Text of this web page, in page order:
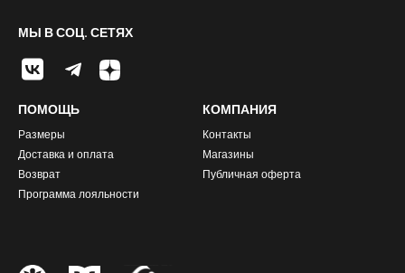
МЫ В СОЦ. СЕТЯХ
ПОМОЩЬ
Размеры
Доставка и оплата
Возврат
Программа лояльности
КОМПАНИЯ
Контакты
Магазины
Публичная оферта